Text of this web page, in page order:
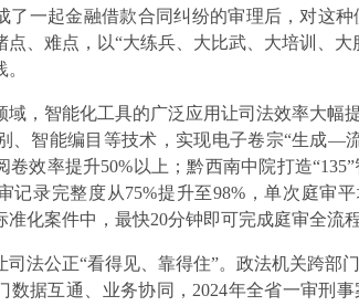
了一起金融借款合同纠纷的审理后，对这
点、难点，以“大练兵、大比武、大培训、
域，智能化工具的广泛应用让司法效率大幅
、智能编目等技术，实现电子卷宗“生成—
卷效率提升50%以上；黔西南中院打造
记录完整度从75%提升至98%，单次庭审
化案件中，最快20分钟即可完成庭审全流程
司法公正“看得见、靠得住”。政法机关跨部
数据互通、业务协同，2024年全省一审刑